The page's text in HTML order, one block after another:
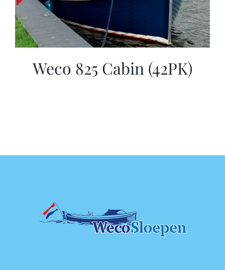
Weco 825 Cabin (42PK)